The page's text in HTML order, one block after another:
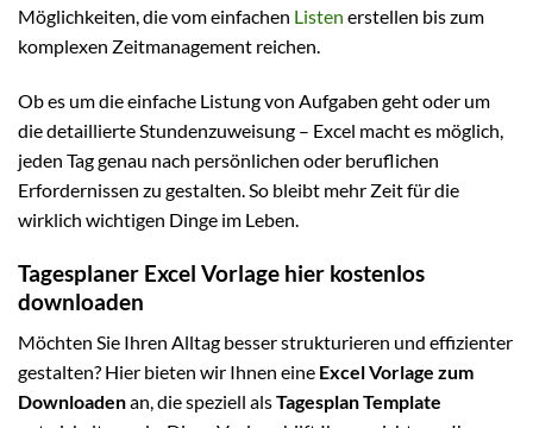
Möglichkeiten, die vom einfachen Listen erstellen bis zum
komplexen Zeitmanagement reichen.
Ob es um die einfache Listung von Aufgaben geht oder um
die detaillierte Stundenzuweisung – Excel macht es möglich,
jeden Tag genau nach persönlichen oder beruflichen
Erfordernissen zu gestalten. So bleibt mehr Zeit für die
wirklich wichtigen Dinge im Leben.
Tagesplaner Excel Vorlage hier kostenlos
downloaden
Möchten Sie Ihren Alltag besser strukturieren und effizienter
gestalten? Hier bieten wir Ihnen eine Excel Vorlage zum
Downloadenan, die speziell alsTagesplan Template